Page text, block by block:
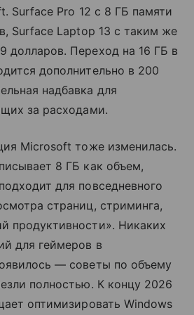
Surface Pro 12 с 8 ГБ памяти
Surface Laptop 13 с таким же
Переход на 16 ГБ в
дополнительно в 200
надбавка для
за расходами.
Microsoft тоже изменилась.
8 ГБ как объем,
для повседневного
страниц, стриминга,
продуктивности». Никаких
для геймеров в
— советы по объему
полностью. К концу 2026
оптимизировать Windows